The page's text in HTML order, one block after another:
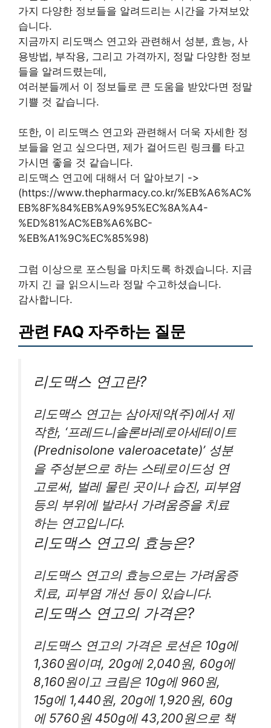
가지 다양한 정보들을 알려드리는 시간을 가져보았
습니다.
지금까지 리도맥스 연고와 관련해서 성분, 효능, 사
용방법, 부작용, 그리고 가격까지, 정말 다양한 정보
들을 알려드렸는데,
여러분들께서 이 정보들로 큰 도움을 받았다면 정말
기쁠 것 같습니다.
또한, 이 리도맥스 연고와 관련해서 더욱 자세한 정
보들을 얻고 싶으다면, 제가 걸어드린 링크를 타고
가시면 좋을 것 같습니다.
리도맥스 연고에 대해서 더 알아보기 ->
(https://www.thepharmacy.co.kr/%EB%A6%AC%
EB%8F%84%EB%A9%95%EC%8A%A4-
%ED%81%AC%EB%A6%BC-
%EB%A1%9C%EC%85%98)
그럼 이상으로 포스팅을 마치도록 하겠습니다. 지금
까지 긴 글 읽으시느라 정말 수고하셨습니다.
감사합니다.
관련 FAQ 자주하는 질문
리도맥스 연고란?
리도맥스 연고는 삼아제약(주)에서 제
작한, ‘프레드니솔론바레로아세테이트
(Prednisolone valeroacetate)’ 성분
을 주성분으로 하는 스테로이드성 연
고로써, 벌레 물린 곳이나 습진, 피부염
등의 부위에 발라서 가려움증을 치료
하는 연고입니다.
리도맥스 연고의 효능은?
리도맥스 연고의 효능으로는 가려움증
치료, 피부염 개선 등이 있습니다.
리도맥스 연고의 가격은?
리도맥스 연고의 가격은 로션은 10g에
1,360원이며, 20g에 2,040원, 60g에
8,160원이고 크림은 10g에 960원,
15g에 1,440원, 20g에 1,920원, 60g
에 5760원 450g에 43,200원으로 책